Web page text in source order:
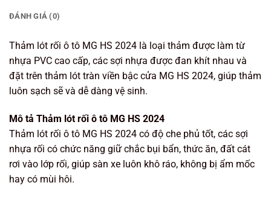
ĐÁNH GIÁ (0)
Thảm lót rối ô tô MG HS 2024 là loại thảm được làm từ
nhựa PVC cao cấp, các sợi nhựa được đan khít nhau và
đặt trên thảm lót tràn viền bậc cửa MG HS 2024, giúp thảm
luôn sạch sẽ và dễ dàng vệ sinh.
Mô tả Thảm lót rối ô tô MG HS 2024
Thảm lót rối ô tô MG HS 2024 có độ che phủ tốt, các sợi
nhựa rối có chức năng giữ chắc bụi bẩn, thức ăn, đất cát
rơi vào lớp rối, giúp sàn xe luôn khô ráo, không bị ẩm mốc
hay có mùi hôi.